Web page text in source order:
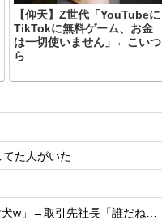
【仰天】Z世代「YouTubeに
TikTokに無料ゲーム、お金
は一切使いません」←こいつ
ら
た人がいた
ね君は…」既に契約成立していて…